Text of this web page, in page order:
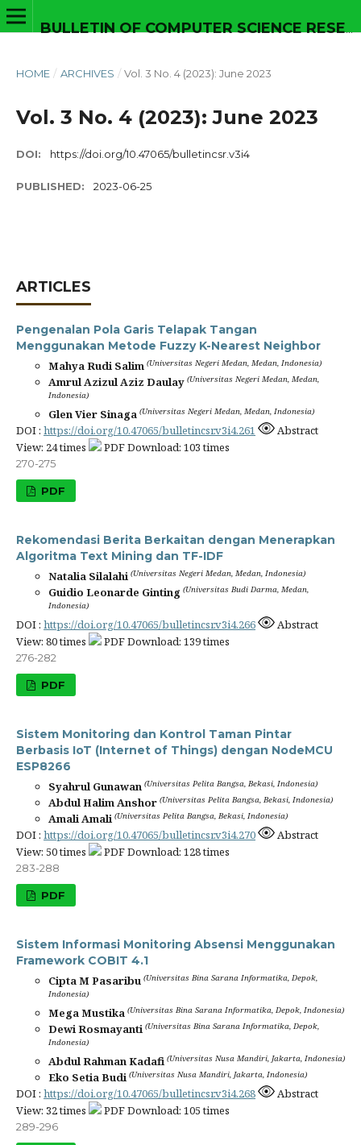
HOME / ARCHIVES / Vol. 3 No. 4 (2023): June 2023
Vol. 3 No. 4 (2023): June 2023
DOI: https://doi.org/10.47065/bulletincsr.v3i4
PUBLISHED: 2023-06-25
ARTICLES
Pengenalan Pola Garis Telapak Tangan
Menggunakan Metode Fuzzy K-Nearest Neighbor
Mahya Rudi Salim (Universitas Negeri Medan, Medan, Indonesia)
Amrul Azizul Aziz Daulay (Universitas Negeri Medan, Medan,
Indonesia)
Glen Vier Sinaga (Universitas Negeri Medan, Medan, Indonesia)
DOI : https://doi.org/10.47065/bulletincsr.v3i4.261
Abstract
View: 24 times
PDF Download: 103 times
270-275
PDF
Rekomendasi Berita Berkaitan dengan Menerapkan
Algoritma Text Mining dan TF-IDF
Natalia Silalahi (Universitas Negeri Medan, Medan, Indonesia)
Guidio Leonarde Ginting (Universitas Budi Darma, Medan,
Indonesia)
DOI : https://doi.org/10.47065/bulletincsr.v3i4.266
Abstract
View: 80 times
PDF Download: 139 times
276-282
PDF
Sistem Monitoring dan Kontrol Taman Pintar
Berbasis IoT (Internet of Things) dengan NodeMCU
ESP8266
Syahrul Gunawan (Universitas Pelita Bangsa, Bekasi, Indonesia)
Abdul Halim Anshor (Universitas Pelita Bangsa, Bekasi, Indonesia)
Amali Amali (Universitas Pelita Bangsa, Bekasi, Indonesia)
DOI : https://doi.org/10.47065/bulletincsr.v3i4.270
Abstract
View: 50 times
PDF Download: 128 times
283-288
PDF
Sistem Informasi Monitoring Absensi Menggunakan
Framework COBIT 4.1
Cipta M Pasaribu (Universitas Bina Sarana Informatika, Depok,
Indonesia)
Mega Mustika (Universitas Bina Sarana Informatika, Depok, Indonesia)
Dewi Rosmayanti (Universitas Bina Sarana Informatika, Depok,
Indonesia)
Abdul Rahman Kadafi (Universitas Nusa Mandiri, Jakarta, Indonesia)
Eko Setia Budi (Universitas Nusa Mandiri, Jakarta, Indonesia)
DOI : https://doi.org/10.47065/bulletincsr.v3i4.268
Abstract
View: 32 times
PDF Download: 105 times
289-296